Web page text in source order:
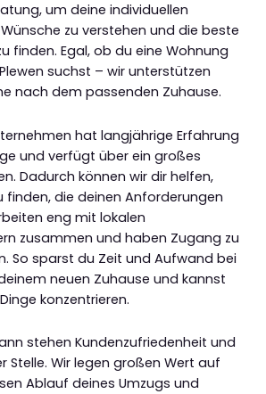
um deine individuellen
zu verstehen und die beste
finden. Egal, ob du eine Wohnung
suchst – wir unterstützen
nach dem passenden Zuhause.
hat langjährige Erfahrung
und verfügt über ein großes
Dadurch können wir dir helfen,
finden, die deinen Anforderungen
eng mit lokalen
zusammen und haben Zugang zu
So sparst du Zeit und Aufwand bei
neuen Zuhause und kannst
konzentrieren.
stehen Kundenzufriedenheit und
Stelle. Wir legen großen Wert auf
Ablauf deines Umzugs und